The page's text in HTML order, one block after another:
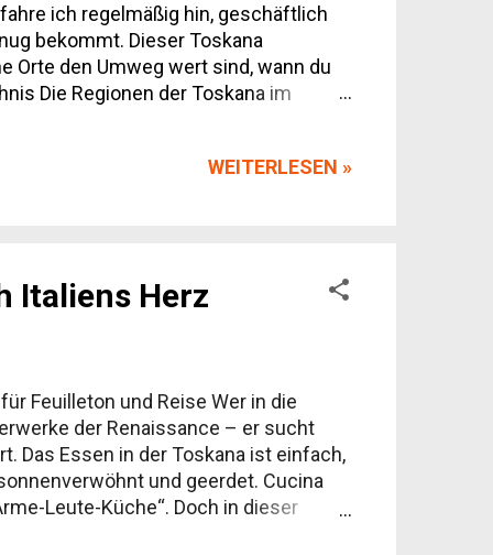
ich regelmäßig hin, geschäftlich
bekommt. Dieser Toskana
Orte den Umweg wert sind, wann du
Die Regionen der Toskana im
WEITERLESEN »
Italiens Herz
Feuilleton und Reise Wer in die
der Renaissance – er sucht
Das Essen in der Toskana ist einfach,
und geerdet. Cucina
Leute-Küche“. Doch in dieser